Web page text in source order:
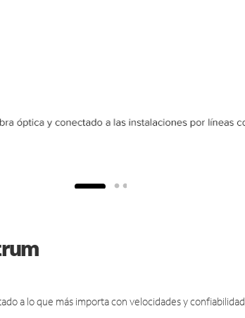
a lo que más importa con velocidades y confiabilidad